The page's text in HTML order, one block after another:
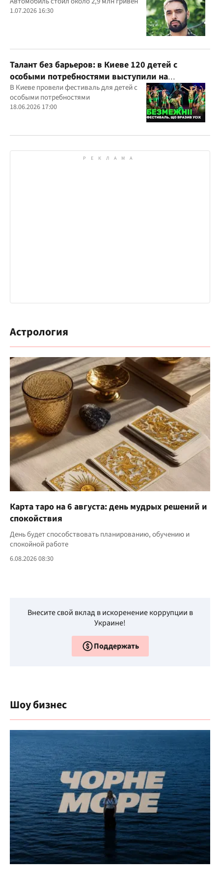
1.07.2026 16:30
Талант без барьеров: в Киеве 120 детей с
особыми потребностями выступили на
всеукраинском фестивале
В Киеве провели фестиваль для детей с
особыми потребностями
18.06.2026 17:00
Астрология
Карта таро на 6 августа: день мудрых решений и
спокойствия
День будет способствовать планированию, обучению и
спокойной работе
6.08.2026 08:30
Внесите свой вклад в искоренение коррупции в
Украине!
Поддержать
Шоу бизнес